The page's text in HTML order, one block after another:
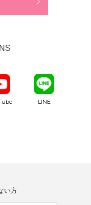
LINE
い方